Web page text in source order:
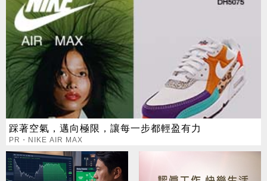
踩著空氣，邁向極限，讓每一步都輕盈有力
PR・NIKE AIR MAX